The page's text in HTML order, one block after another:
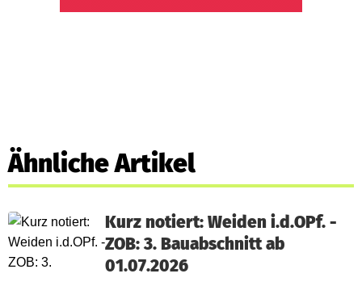
Ähnliche Artikel
Kurz notiert: Weiden i.d.OPf. -
ZOB: 3. Bauabschnitt ab
01.07.2026